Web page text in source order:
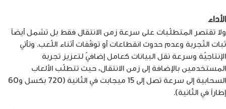
الأداء
ولا تقتصر المتطلّبات على سرعة زمن الانتقال فقط بل تشمل أيضاً
ثبات التّجربة وعدم حدوث انقطاعات أو توقّفات أثناء اللّعب. وتأتي
الإنتاجيّة وسرعة نقل البيانات كعامل إضافيّ لتعزيز تجربة
المستخدمين بالإضافة إلى زمن الانتقال، حيث تتطلّب الألعاب
السحابية إلى سرعة تصل إلى 15 ميجابت في الثّانية (720 بكسل و60
إطاراً في الثّانية).